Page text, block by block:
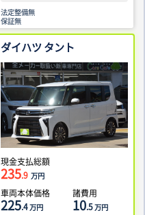
法定整備無
保証無
ダイハツ タント
現金支払総額
235.9 万円
車両本体価格
225.4万円
諸費用
10.5万円